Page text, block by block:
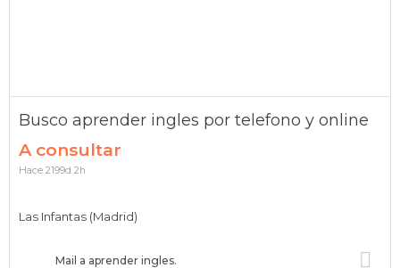
Busco aprender ingles por telefono y online
A consultar
Mail a aprender ingles.
Las Infantas (Madrid)
Hace 2199d 2h